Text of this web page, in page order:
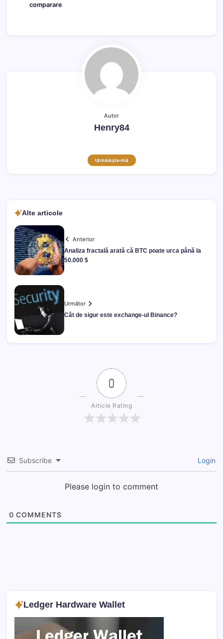
comparare
Autor
Henry84
Urmărește-mă
Alte articole
Anterior
Analiza fractală arată că BTC poate urca până la
50.000 $
Următor
Cât de sigur este exchange-ul Binance?
0
Article Rating
Subscribe Login
Please login to comment
0 COMMENTS
Ledger Hardware Wallet